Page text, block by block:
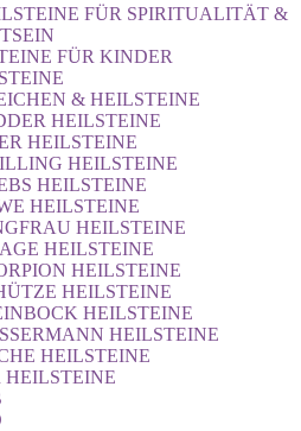
FÜR SPIRITUALITÄT &
FÜR KINDER
& HEILSTEINE
HEILSTEINE
HEILSTEINE
HEILSTEINE
HEILSTEINE
HEILSTEINE
HEILSTEINE
HEILSTEINE
HEILSTEINE
HEILSTEINE
HEILSTEINE
HEILSTEINE
HEILSTEINE
HEILSTEINE